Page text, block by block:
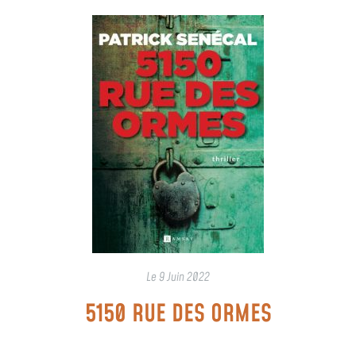
Le 9 Juin 2022
5150 RUE DES ORMES